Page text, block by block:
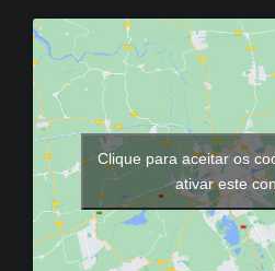
Clique para aceitar os
ativar este